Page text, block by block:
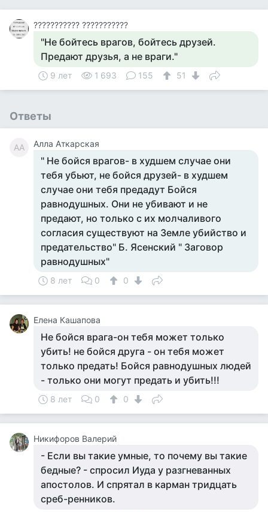
??????????? ???????????
"Не бойтесь врагов, бойтесь друзей.
Предают друзья, а не враги."
9 лет 1 693 155 51
Ответы
АА Алла Аткарская
" Не бойся врагов- в худшем случае они
тебя убьют, не бойся друзей- в худшем
случае они тебя предадут Бойся
равнодушных. Они не убивают и не
предают, но только с их молчаливого
согласия существуют на Земле убийство и
предательство" Б. Ясенский " Заговор
равнодушных"
8 лет 0 0
Елена Кашапова
Не бойся врага-он тебя может только
убить! не бойся друга - он тебя может
только предать! Бойся равнодушных людей
- только они могут предать и убить!!!
8 лет 0 0
Никифоров Валерий
- Если вы такие умные, то почему вы такие
бедные? - спросил Иуда у разгневанных
апостолов. И спрятал в карман тридцать
среб-ренников.